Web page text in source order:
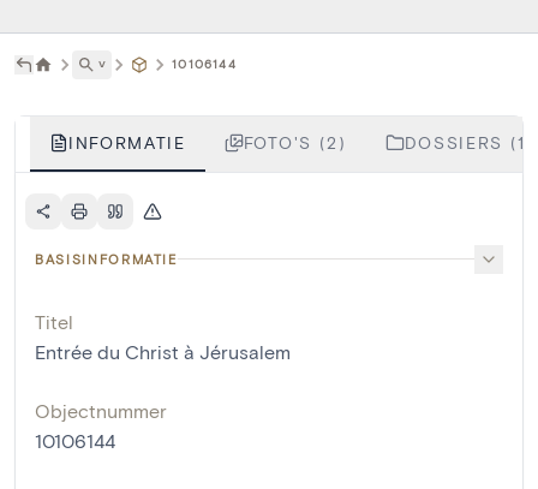
˅ 10106144
INFORMATIE FOTO'S (2) DOSSIERS (1)
BASISINFORMATIE
Titel
Entrée du Christ à Jérusalem
Objectnummer
10106144